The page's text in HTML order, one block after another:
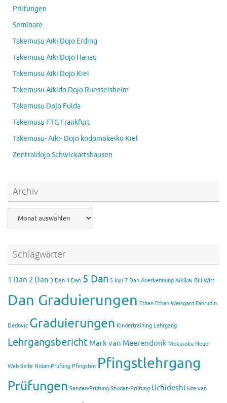
Prüfungen
Seminare
Takemusu Aiki Dojo Erding
Takemusu Aiki Dojo Hanau
Takemusu Aiki Dojo Kiel
Takemusu Aikido Dojo Ruesselsheim
Takemusu Dojo Fulda
Takemusu FTG Frankfurt
Takemusu- Aiki- Dojo kodomokeiko Kiel
Zentraldojo Schwickartshausen
Archiv
Schlagwörter
1 Dan 2 Dan 3 Dan 4 Dan 5 Dan 5 kyu 7 Dan Anerkennung Aikikai Bill Witt
Dan Graduierungen Ethan Ethan Weisgard Fahrudin
Dedovic Graduierungen Kindertraining Lehrgang
Lehrgangsbericht Mark van Meerendonk Mokuroku Neue
Web-Seite Nidan-Prüfung Pfingsten Pfingstlehrgang
Prüfungen Sandan-Prüfung Shodan-Prüfung Uchideshi Ute van